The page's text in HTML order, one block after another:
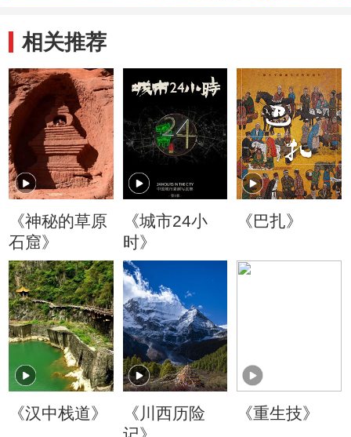
相关推荐
《神秘的草原
石窟》
《城市24小
时》
《巴扎》
《汉中栈道》
《川西历险
《重生技》